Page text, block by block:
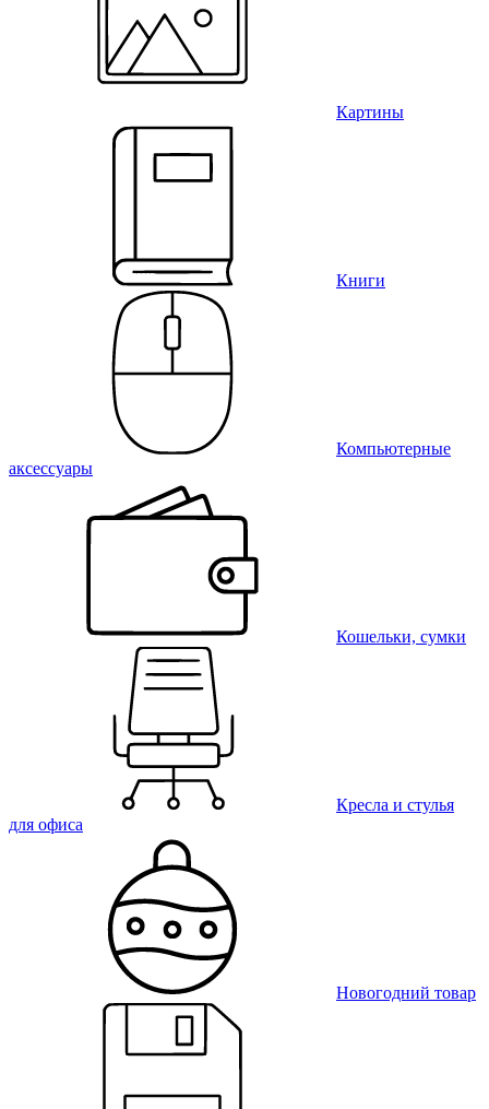
Картины
Книги
Компьютерные
аксессуары
Кошельки, сумки
Кресла и стулья
для офиса
Новогодний товар